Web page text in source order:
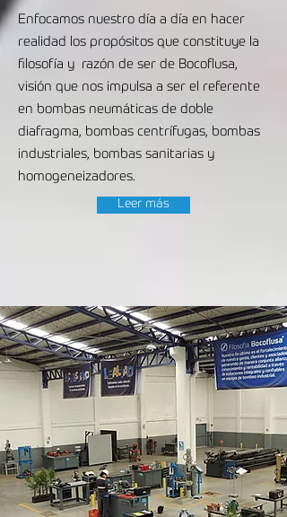
Enfocamos nuestro día a día en hacer
realidad los propósitos que constituye la
filosofía y razón de ser de Bocoflusa,
visión que nos impulsa a ser el referente
en bombas neumáticas de doble
diafragma, bombas centrífugas, bombas
industriales, bombas sanitarias y
homogeneizadores.
Leer más